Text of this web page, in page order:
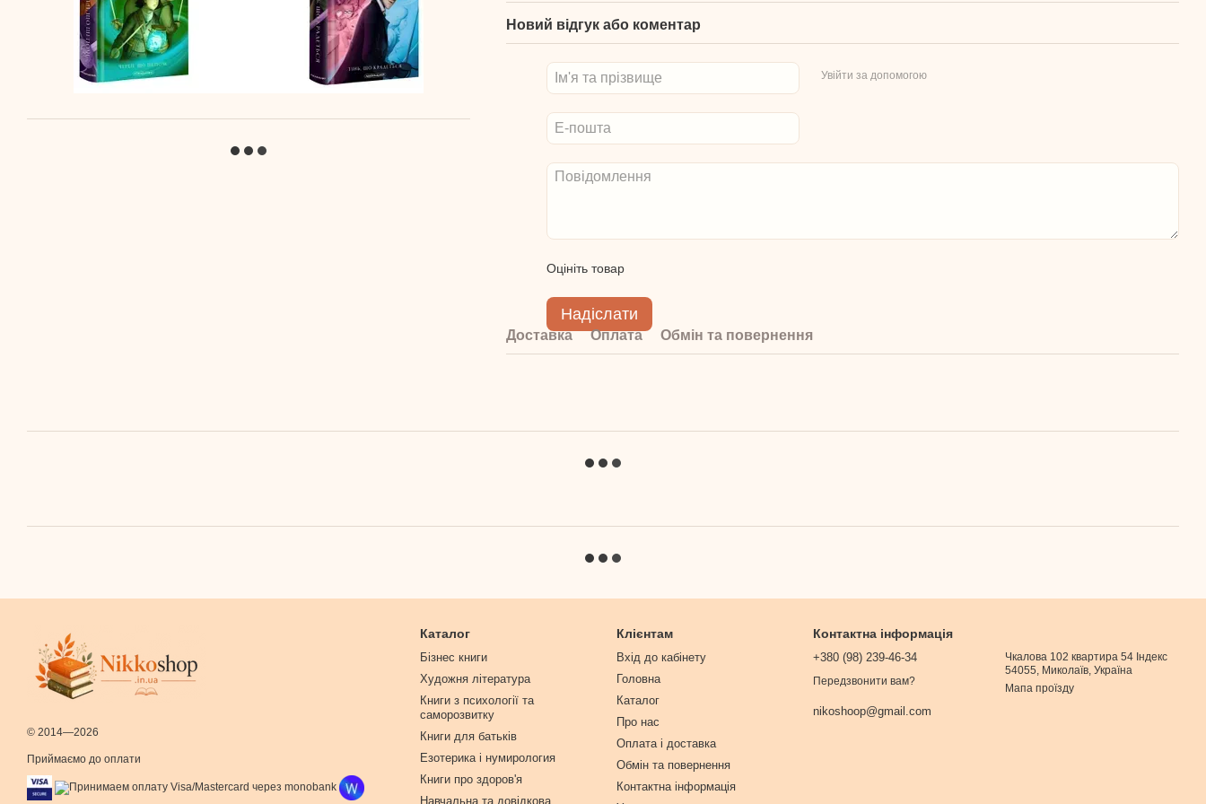
Новий відгук або коментар
Увійти за допомогою
Оцініть товар
Надіслати
Доставка Оплата Обмін та повернення
© 2014—2026
Приймаємо до оплати
Каталог
Бізнес книги
Художня література
Книги з психології та
саморозвитку
Книги для батьків
Езотерика і нумирология
Книги про здоров'я
Навчальна та довідкова
Клієнтам
Вхід до кабінету
Головна
Каталог
Про нас
Оплата і доставка
Обмін та повернення
Контактна інформація
Контактна інформація
+380 (98) 239-46-34
Передзвонити вам?
nikoshoop@gmail.com
Чкалова 102 квартира 54 Індекс
54055, Миколаїв, Україна
Мапа проїзду